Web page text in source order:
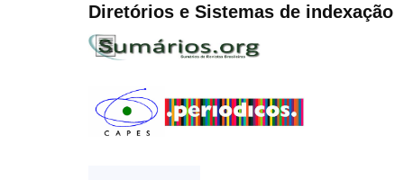
Diretórios e Sistemas de indexação